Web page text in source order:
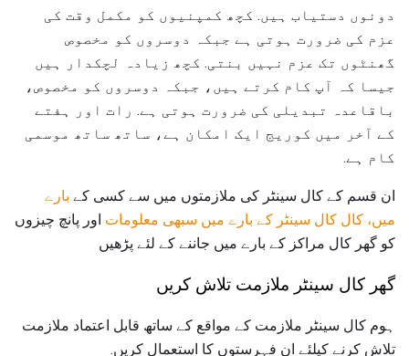
دونوں دستیاب ہیں. کچھ کمپنیوں کو مکمل وقت کی
عزم کی ضرورت ہوتی ہے جبکہ دوسروں کو مخصوص
گھنٹوں تک عزم نہیں بنتی. کچھ زیادہ لچکدار ہیں
جیسا کہ آپ کام کرتے ہیں، جبکہ دوسروں کو مخصوص،
باقاعدہ تبدیلی کی ضرورت ہوتی ہے. رات اور ہفتے
کے آخر میں کوریج ایک امکان ہے، ساتھ ساتھ موسمی
کام ہے.
ان قسم کے کال سینٹر کی ملازمتوں میں سے کسی کے بارے
میں، کال کال سینٹر کے بارے میں سبھی معلومات اور پانچ چیزوں
کو گھر کال مراکز کے بارے میں جاننے کے لئے پڑھیں
گھر کال سینٹر ملازمت تلاش کریں
ہوم کال سینٹر ملازمت کے مواقع کے ساتھ قابل اعتماد ملازمت
تلاش کرنے کیلئے ان فہرستوں کا استعمال کریں.